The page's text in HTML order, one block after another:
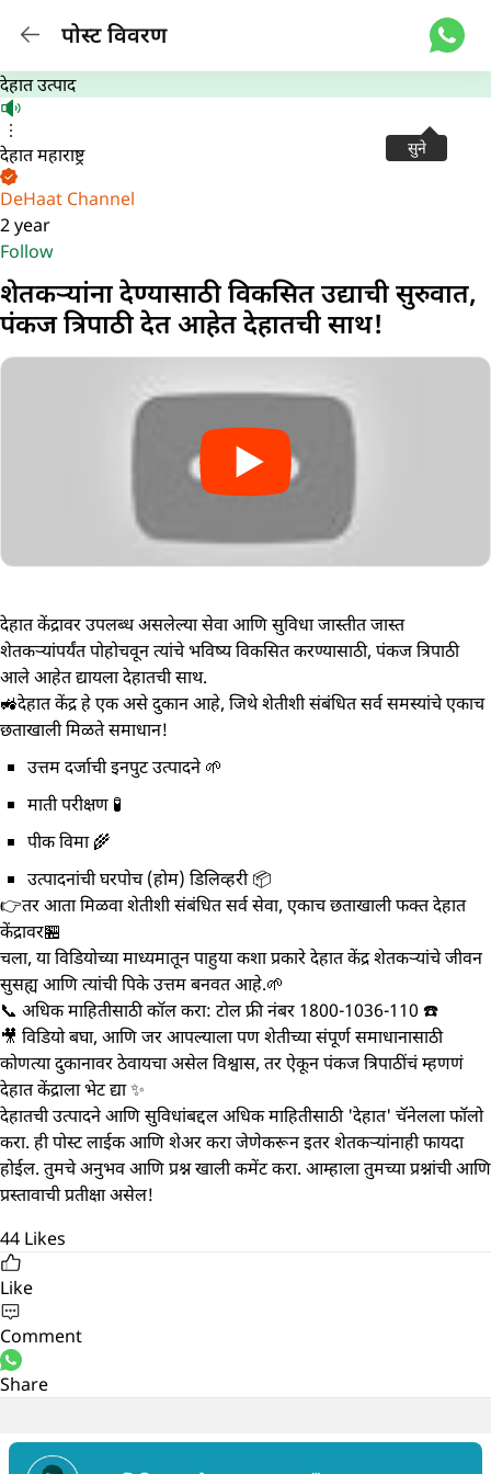
पोस्ट विवरण
सुने
देहात उत्पाद
देहात महाराष्ट्र
DeHaat Channel
2 year
Follow
शेतकऱ्यांना देण्यासाठी विकसित उद्याची सुरुवात,
पंकज त्रिपाठी देत आहेत देहातची साथ!
देहात केंद्रावर उपलब्ध असलेल्या सेवा आणि सुविधा जास्तीत जास्त
शेतकऱ्यांपर्यंत पोहोचवून त्यांचे भविष्य विकसित करण्यासाठी, पंकज त्रिपाठी
आले आहेत द्यायला देहातची साथ.
🚜देहात केंद्र हे एक असे दुकान आहे, जिथे शेतीशी संबंधित सर्व समस्यांचे एकाच
छताखाली मिळते समाधान!
उत्तम दर्जाची इनपुट उत्पादने 🌱
माती परीक्षण 🧪
पीक विमा 🌾
उत्पादनांची घरपोच (होम) डिलिव्हरी 📦
👉तर आता मिळवा शेतीशी संबंधित सर्व सेवा, एकाच छताखाली फक्त देहात
केंद्रावर🏪
चला, या विडियोच्या माध्यमातून पाहुया कशा प्रकारे देहात केंद्र शेतकऱ्यांचे जीवन
सुसह्य आणि त्यांची पिके उत्तम बनवत आहे.🌱
📞 अधिक माहितीसाठी कॉल करा: टोल फ्री नंबर 1800-1036-110 ☎️
🎥 विडियो बघा, आणि जर आपल्याला पण शेतीच्या संपूर्ण समाधानासाठी
कोणत्या दुकानावर ठेवायचा असेल विश्वास, तर ऐकून पंकज त्रिपाठींचं म्हणणं
देहात केंद्राला भेट द्या ✨
देहातची उत्पादने आणि सुविधांबद्दल अधिक माहितीसाठी 'देहात' चॅनेलला फॉलो
करा. ही पोस्ट लाईक आणि शेअर करा जेणेकरून इतर शेतकऱ्यांनाही फायदा
होईल. तुमचे अनुभव आणि प्रश्न खाली कमेंट करा. आम्हाला तुमच्या प्रश्नांची आणि
प्रस्तावाची प्रतीक्षा असेल!
44 Likes
Like
Comment
Share